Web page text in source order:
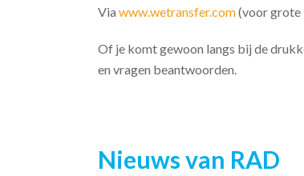
Via www.wetransfer.com(voor grote
Of je komt gewoon langs bij de
en vragen beantwoorden.
Nieuws van RAD